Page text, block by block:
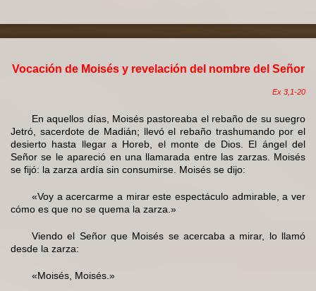
Vocación de Moisés y revelación del nombre del Señor
Ex 3,1-20
En aquellos días, Moisés pastoreaba el rebaño de su suegro
Jetró, sacerdote de Madián; llevó el rebaño trashumando por el
desierto hasta llegar a Horeb, el monte de Dios. El ángel del
Señor se le apareció en una llamarada entre las zarzas. Moisés
se fijó: la zarza ardía sin consumirse. Moisés se dijo:
«Voy a acercarme a mirar este espectáculo admirable, a ver
cómo es que no se quema la zarza.»
Viendo el Señor que Moisés se acercaba a mirar, lo llamó
desde la zarza:
«Moisés, Moisés.»